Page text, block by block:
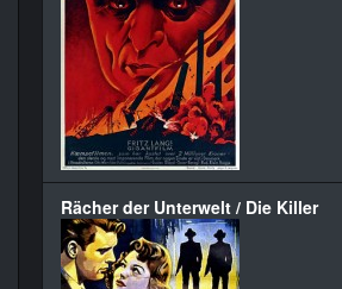
Rächer der Unterwelt / Die Killer